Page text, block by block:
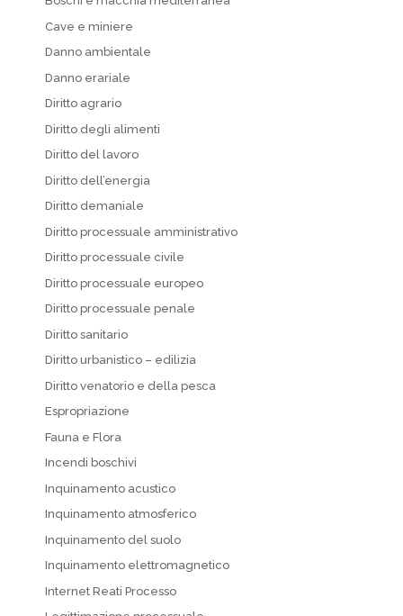
Cave e miniere
Danno ambientale
Danno erariale
Diritto agrario
Diritto degli alimenti
Diritto del lavoro
Diritto dell’energia
Diritto demaniale
Diritto processuale amministrativo
Diritto processuale civile
Diritto processuale europeo
Diritto processuale penale
Diritto sanitario
Diritto urbanistico – edilizia
Diritto venatorio e della pesca
Espropriazione
Fauna e Flora
Incendi boschivi
Inquinamento acustico
Inquinamento atmosferico
Inquinamento del suolo
Inquinamento elettromagnetico
Internet Reati Processo